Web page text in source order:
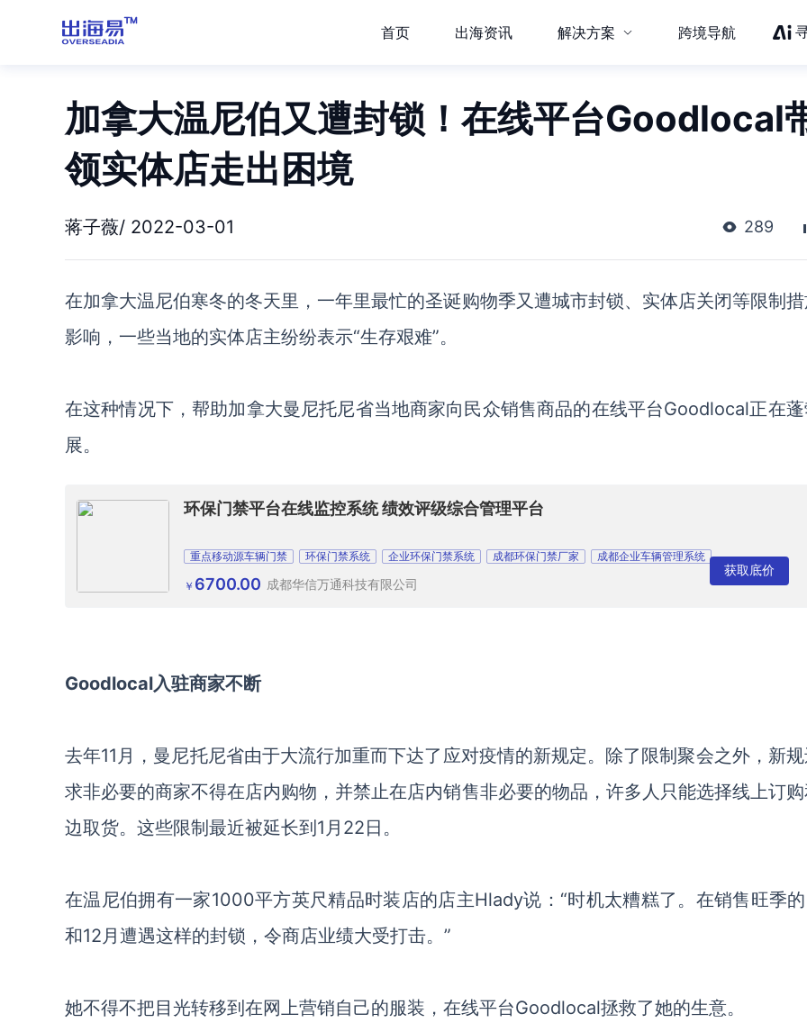
首页 出海资讯 解决方案 跨境导航
加拿大温尼伯又遭封锁！在线平台Goodlocal
领实体店走出困境
蒋子薇/ 2022-03-01 289
在加拿大温尼伯寒冬的冬天里，一年里最忙的圣诞购物季又遭城市封锁、实体店关闭等限制
影响，一些当地的实体店主纷纷表示“生存艰难”。
在这种情况下，帮助加拿大曼尼托尼省当地商家向民众销售商品的在线平台Goodlocal正在
展。
环保门禁平台在线监控系统 绩效评级综合管理平台
重点移动源车辆门禁 环保门禁系统 企业环保门禁系统 成都环保门禁厂家 成都企业车辆管理系统
￥ 6700.00 成都华信万通科技有限公司
获取底价
Goodlocal入驻商家不断
去年11月，曼尼托尼省由于大流行加重而下达了应对疫情的新规定。除了限制聚会之外，新
求非必要的商家不得在店内购物，并禁止在店内销售非必要的物品，许多人只能选择线上订
边取货。这些限制最近被延长到1月22日。
在温尼伯拥有一家1000平方英尺精品时装店的店主Hlady说：“时机太糟糕了。在销售旺季的
和12月遭遇这样的封锁，令商店业绩大受打击。”
她不得不把目光转移到在网上营销自己的服装，在线平台Goodlocal拯救了她的生意。